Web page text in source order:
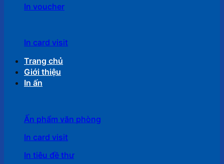
In voucher
In card visit
Trang chủ
Giới thiệu
In ấn
Ấn phẩm văn phòng
In card visit
In tiêu đề thư